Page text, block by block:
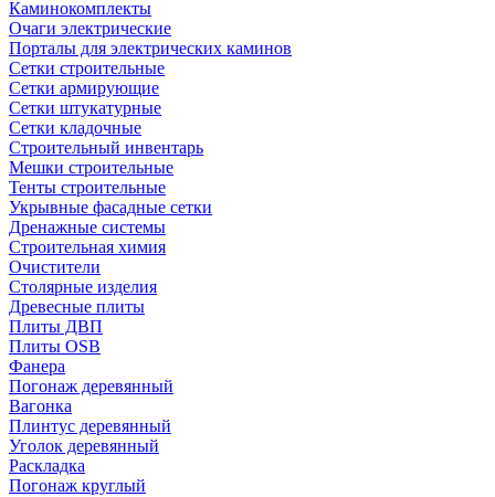
Каминокомплекты
Очаги электрические
Порталы для электрических каминов
Сетки строительные
Сетки армирующие
Сетки штукатурные
Сетки кладочные
Строительный инвентарь
Мешки строительные
Тенты строительные
Укрывные фасадные сетки
Дренажные системы
Строительная химия
Очистители
Столярные изделия
Древесные плиты
Плиты ДВП
Плиты OSB
Фанера
Погонаж деревянный
Вагонка
Плинтус деревянный
Уголок деревянный
Раскладка
Погонаж круглый